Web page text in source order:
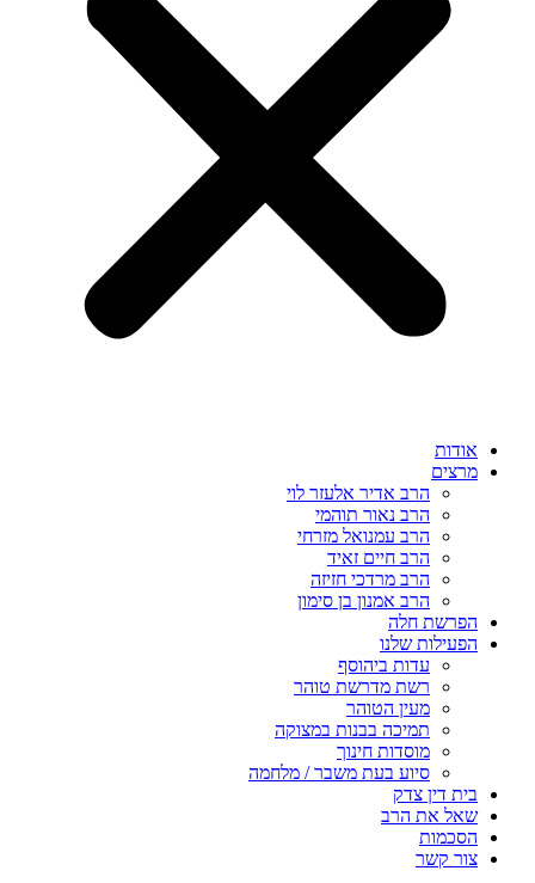
אודות
מרצים
הרב אדיר אלעזר לוי
הרב נאור תוהמי
הרב עמנואל מזרחי
הרב חיים זאיד
הרב מרדכי חזיזה
הרב אמנון בן סימון
הפרשת חלה
הפעילות שלנו
עדות ביהוסף
רשת מדרשת טוהר
מעין הטוהר
תמיכה בבנות במצוקה
מוסדות חינוך
סיוע בעת משבר / מלחמה
בית דין צדק
שאל את הרב
הסכמות
צור קשר